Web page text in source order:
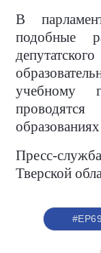
В
подобные
учебному
Пресс-
Тверской
#ЕР69